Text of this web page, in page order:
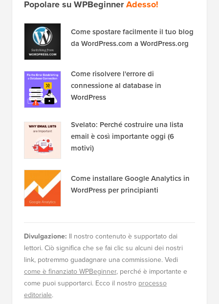
Popolare su WPBeginnerAdesso!
Come spostare facilmente il tuo blog
da WordPress.com a WordPress.org
Come risolvere l'errore di
connessione al database in
WordPress
Svelato: Perché costruire una lista
email è così importante oggi (6
motivi)
Come installare Google Analytics in
WordPress per principianti
Divulgazione: Il nostro contenuto è supportato dai
lettori. Ciò significa che se fai clic su alcuni dei nostri
link, potremmo guadagnare una commissione. Vedi
come è finanziato WPBeginner, perché è importante e
come puoi supportarci. Ecco il nostro processo
editoriale.